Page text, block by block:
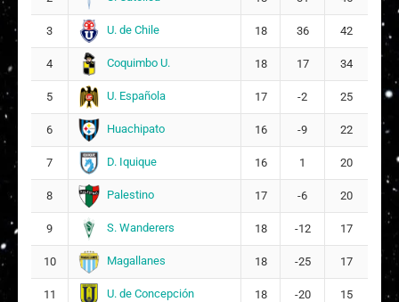
Suplentes
18
Y Yesenia Araceli Arenas Inostroza
11
8
V Valentina Paz Contreras Alfaro
16
3 U. de Chile 18 36 42
4 Coquimbo U. 18 17 34
5 U. Española 17 -2 25
6 Huachipato 16 -9 22
7 D. Iquique 16 1 20
8 Palestino 17 -6 20
9 S. Wanderers 18 -12 17
10 Magallanes 18 -25 17
11 U. de Concepción 18 -20 15